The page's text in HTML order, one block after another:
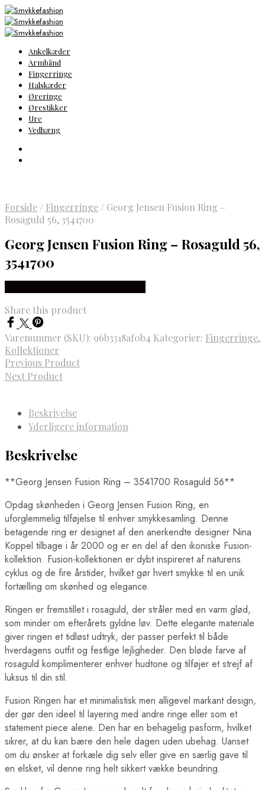
Ankelkæder
Armbånd
Fingerringe
Halskæder
Øreringe
Ørestikker
Ure
Vedhæng
Forside / Fingerringe / Georg Jensen Fusion Ring –
Rosaguld 56, 3541700
Georg Jensen Fusion Ring – Rosaguld 56,
3541700
Share this product
Varenummer (SKU): 96b3318af0b4 Kategorier: Fingerringe,
Kollektioner
Previous Product
Next Product
Beskrivelse
Yderligere information
Beskrivelse
**Georg Jensen Fusion Ring – 3541700 Rosaguld 56**
Opdag skønheden i Georg Jensen Fusion Ring, en
uforglemmelig tilføjelse til enhver smykkesamling. Denne
betagende ring er designet af den anerkendte designer Nina
Koppel tilbage i år 2000 og er en del af den ikoniske Fusion-
kollektion. Fusion-kollektionen er dybt inspireret af naturens
cyklus og de fire årstider, hvilket gør hvert smykke til en unik
fortælling om skønhed og elegance.
Ringen er fremstillet i rosaguld, der stråler med en varm glød,
som minder om efterårets gyldne løv. Dette elegante materiale
giver ringen et tidløst udtryk, der passer perfekt til både
hverdagens outfit og festlige lejligheder. Den bløde farve af
rosaguld komplimenterer enhver hudtone og tilføjer et strejf af
luksus til din stil.
Fusion Ringen har et minimalistisk men alligevel markant design,
der gør den ideel til layering med andre ringe eller som et
statement piece alene. Den har en behagelig pasform, hvilket
sikrer, at du kan bære den hele dagen uden ubehag. Uanset
om du ønsker at forkæle dig selv eller give en særlig gave til
en elsket, vil denne ring helt sikkert vække beundring.